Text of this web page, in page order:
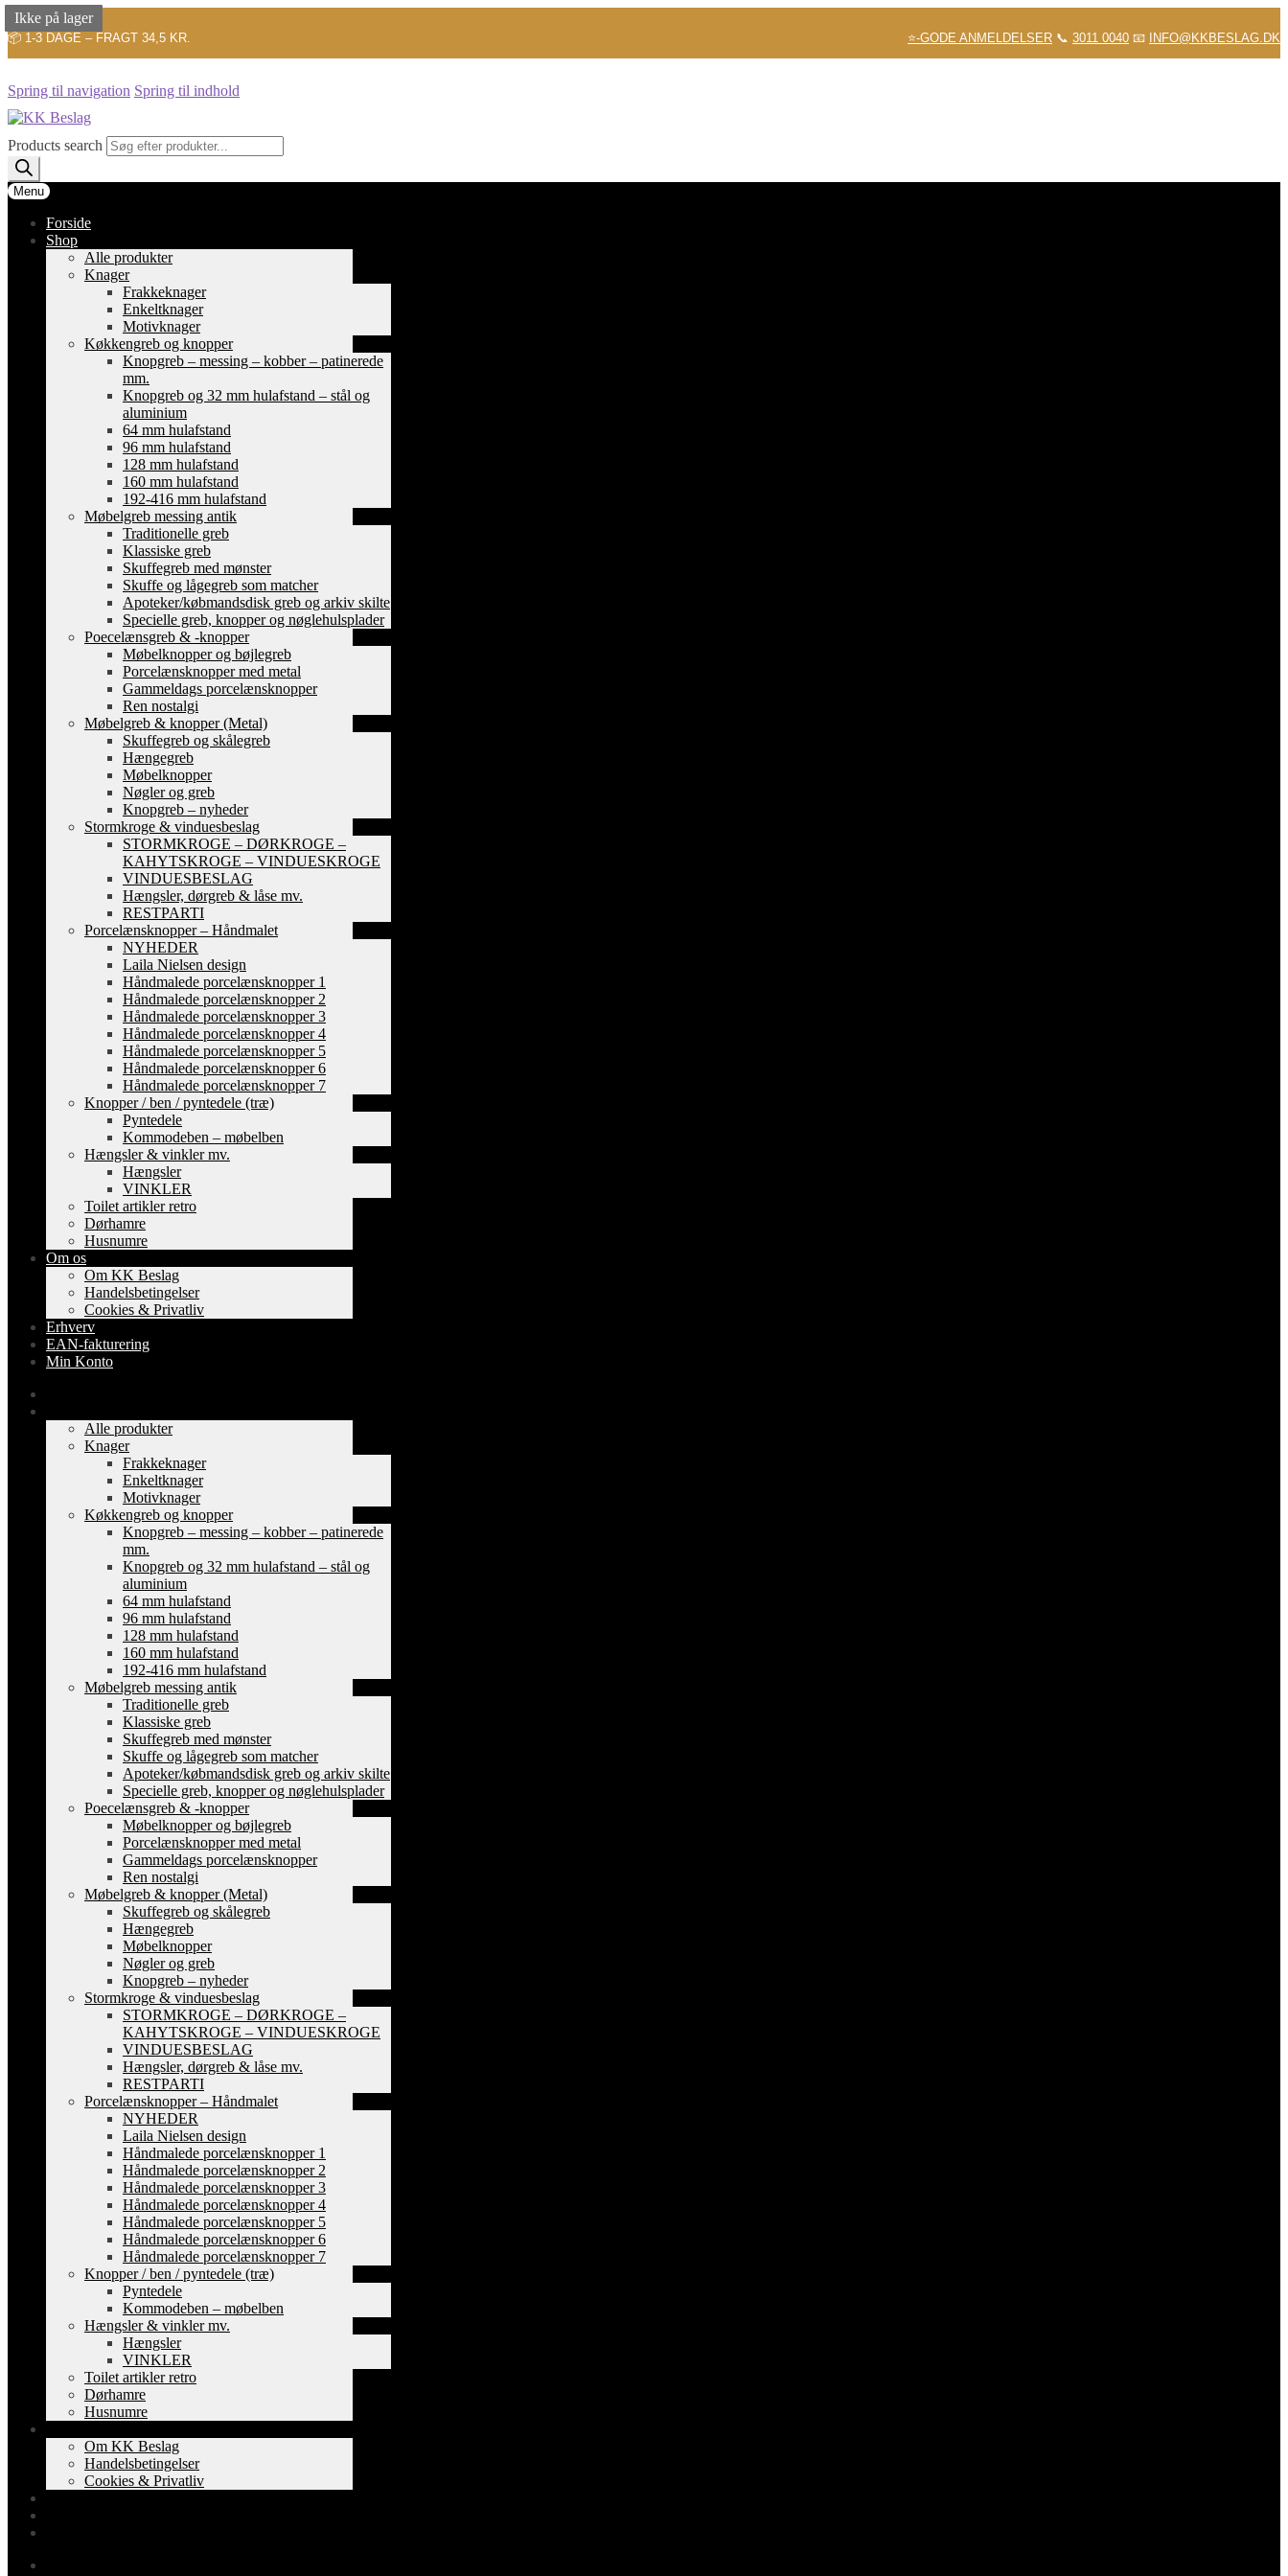
📦 1-3 DAGE – FRAGT 34,5 KR. ⭐-GODE ANMELDELSER 📞 3011 0040 📧 INFO@KKBESLAG.DK
Spring til navigation Spring til indhold
Products search
Menu
Forside
Shop
Alle produkter
Knager
Frakkeknager
Enkeltknager
Motivknager
Køkkengreb og knopper
Knopgreb – messing – kobber – patinerede
mm.
Knopgreb og 32 mm hulafstand – stål og
aluminium
64 mm hulafstand
96 mm hulafstand
128 mm hulafstand
160 mm hulafstand
192-416 mm hulafstand
Møbelgreb messing antik
Traditionelle greb
Klassiske greb
Skuffegreb med mønster
Skuffe og lågegreb som matcher
Apoteker/købmandsdisk greb og arkiv skilte
Specielle greb, knopper og nøglehulsplader
Poecelænsgreb & -knopper
Møbelknopper og bøjlegreb
Porcelænsknopper med metal
Gammeldags porcelænsknopper
Ren nostalgi
Møbelgreb & knopper (Metal)
Skuffegreb og skålegreb
Hængegreb
Møbelknopper
Nøgler og greb
Knopgreb – nyheder
Stormkroge & vinduesbeslag
STORMKROGE – DØRKROGE –
KAHYTSKROGE – VINDUESKROGE
VINDUESBESLAG
Hængsler, dørgreb & låse mv.
RESTPARTI
Porcelænsknopper – Håndmalet
NYHEDER
Laila Nielsen design
Håndmalede porcelænsknopper 1
Håndmalede porcelænsknopper 2
Håndmalede porcelænsknopper 3
Håndmalede porcelænsknopper 4
Håndmalede porcelænsknopper 5
Håndmalede porcelænsknopper 6
Håndmalede porcelænsknopper 7
Knopper / ben / pyntedele (træ)
Pyntedele
Kommodeben – møbelben
Hængsler & vinkler mv.
Hængsler
VINKLER
Toilet artikler retro
Dørhamre
Husnumre
Om os
Om KK Beslag
Handelsbetingelser
Cookies & Privatliv
Erhverv
EAN-fakturering
Min Konto
Alle produkter
Knager
Frakkeknager
Enkeltknager
Motivknager
Køkkengreb og knopper
Knopgreb – messing – kobber – patinerede
mm.
Knopgreb og 32 mm hulafstand – stål og
aluminium
64 mm hulafstand
96 mm hulafstand
128 mm hulafstand
160 mm hulafstand
192-416 mm hulafstand
Møbelgreb messing antik
Traditionelle greb
Klassiske greb
Skuffegreb med mønster
Skuffe og lågegreb som matcher
Apoteker/købmandsdisk greb og arkiv skilte
Specielle greb, knopper og nøglehulsplader
Poecelænsgreb & -knopper
Møbelknopper og bøjlegreb
Porcelænsknopper med metal
Gammeldags porcelænsknopper
Ren nostalgi
Møbelgreb & knopper (Metal)
Skuffegreb og skålegreb
Hængegreb
Møbelknopper
Nøgler og greb
Knopgreb – nyheder
Stormkroge & vinduesbeslag
STORMKROGE – DØRKROGE –
KAHYTSKROGE – VINDUESKROGE
VINDUESBESLAG
Hængsler, dørgreb & låse mv.
RESTPARTI
Porcelænsknopper – Håndmalet
NYHEDER
Laila Nielsen design
Håndmalede porcelænsknopper 1
Håndmalede porcelænsknopper 2
Håndmalede porcelænsknopper 3
Håndmalede porcelænsknopper 4
Håndmalede porcelænsknopper 5
Håndmalede porcelænsknopper 6
Håndmalede porcelænsknopper 7
Knopper / ben / pyntedele (træ)
Pyntedele
Kommodeben – møbelben
Hængsler & vinkler mv.
Hængsler
VINKLER
Toilet artikler retro
Dørhamre
Husnumre
Om KK Beslag
Handelsbetingelser
Cookies & Privatliv
Ikke på lager
Ikke på lager
Ikke på lager